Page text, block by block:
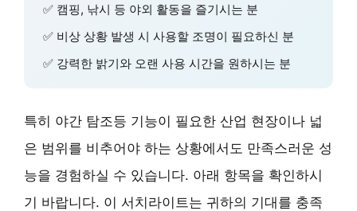
✅ 캠핑, 낚시 등 야외 활동을 즐기시는 분
✅ 비상 상황 발생 시 사용할 조명이 필요하신 분
✅ 강력한 밝기와 오랜 사용 시간을 원하시는 분
특히 야간 탐조등 기능이 필요한 산업 현장이나 넓
은 범위를 비추어야 하는 상황에서도 만족스러운 성
능을 경험하실 수 있습니다. 아래 항목을 확인하시
기 바랍니다. 이 서치라이트는 귀하의 기대를 충족